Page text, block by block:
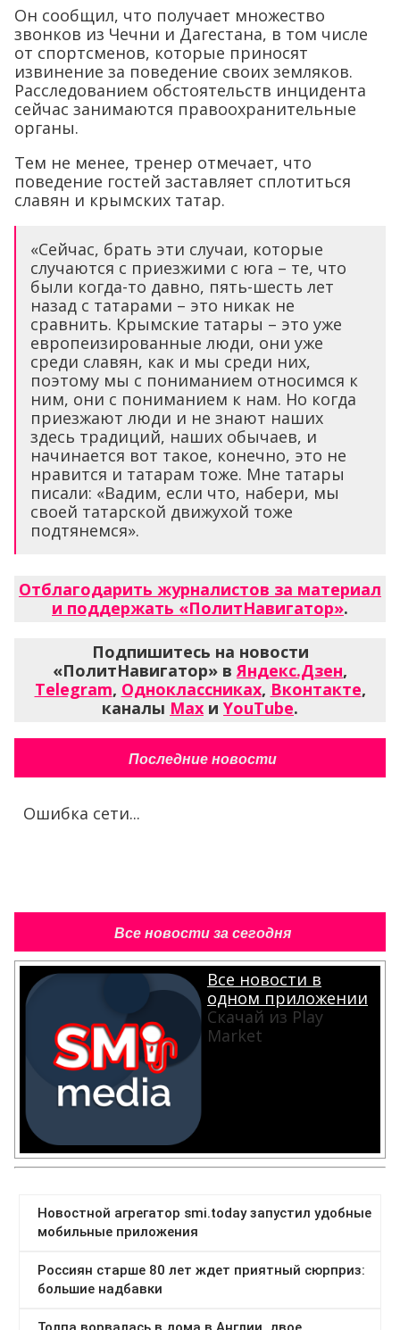
Он сообщил, что получает множество
звонков из Чечни и Дагестана, в том числе
от спортсменов, которые приносят
извинение за поведение своих земляков.
Расследованием обстоятельств инцидента
сейчас занимаются правоохранительные
органы.
Тем не менее, тренер отмечает, что
поведение гостей заставляет сплотиться
славян и крымских татар.
«Сейчас, брать эти случаи, которые
случаются с приезжими с юга – те, что
были когда-то давно, пять-шесть лет
назад с татарами – это никак не
сравнить. Крымские татары – это уже
европеизированные люди, они уже
среди славян, как и мы среди них,
поэтому мы с пониманием относимся к
ним, они с пониманием к нам. Но когда
приезжают люди и не знают наших
здесь традиций, наших обычаев, и
начинается вот такое, конечно, это не
нравится и татарам тоже. Мне татары
писали: «Вадим, если что, набери, мы
своей татарской движухой тоже
подтянемся».
Отблагодарить журналистов за материал
и поддержать «ПолитНавигатор».
Подпишитесь на новости
«ПолитНавигатор» вЯндекс.Дзен,
Telegram, Одноклассниках, Вконтакте,
каналы Max и YouTube.
Последние новости
Ошибка сети...
Все новости за сегодня
Все новости в
одном приложении
Скачай из Play
Market